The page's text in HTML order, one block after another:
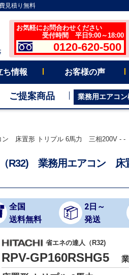
見積り無料
お気軽にお問合わせください
受付時間 平日9:00～18:00
0120-620-500
ち情報 お客様の声
ご提案商品 業務用エアコン
床置形 トリプル 6馬力 三相200V - -
R32) 業務用エアコン
全国
送料無料
2日～
発送
省エネの達人（R32)
RPV-GP160RSHG5